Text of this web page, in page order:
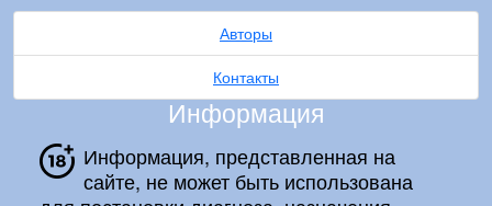
Авторы
Контакты
Информация
Информация, представленная на
сайте, не может быть использована